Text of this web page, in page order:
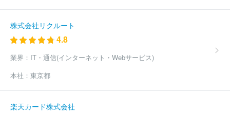
株式会社リクルート
4.8
業界： IT・通信(インターネット・Webサービス)
本社： 東京都
楽天カード株式会社